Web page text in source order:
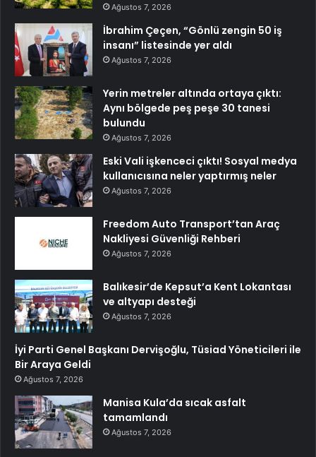
Ağustos 7, 2026
İbrahim Çeçen, “Gönlü zengin 50 iş
insanı” listesinde yer aldı
Ağustos 7, 2026
Yerin metreler altında ortaya çıktı:
Aynı bölgede peş peşe 30 tanesi
bulundu
Ağustos 7, 2026
Eski Vali işkenceci çıktı! Sosyal medya
kullanıcısına neler yaptırmış neler
Ağustos 7, 2026
Freedom Auto Transport’tan Araç
Nakliyesi Güvenliği Rehberi
Ağustos 7, 2026
Balıkesir’de Kepsut’a Kent Lokantası
ve altyapı desteği
Ağustos 7, 2026
İyi Parti Genel Başkanı Dervişoğlu, Tüsiad Yöneticileri ile
Bir Araya Geldi
Ağustos 7, 2026
Manisa Kula’da sıcak asfalt
tamamlandı
Ağustos 7, 2026